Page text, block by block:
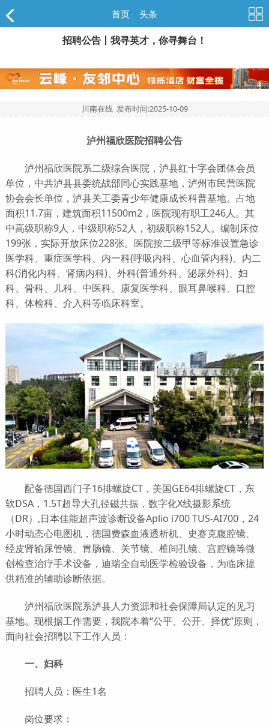
首页 头条
招聘公告丨我寻英才，你寻舞台！
川南在线 发布时间:2025-10-09
泸州福欣医院招聘公告
泸州福欣医院系二级综合医院，泸县红十字会团体会员
单位，中共泸县县委统战部同心实践基地，泸州市民营医院
协会会长单位，泸县关工委青少年健康成长科普基地。占地
面积11.7亩，建筑面积11500m2，医院现有职工246人。其
中高级职称9人，中级职称52人，初级职称152人。编制床位
199张，实际开放床位228张。医院按二级甲等标准设置急诊
医学科、重症医学科、内一科(呼吸内科、心血管内科)、内二
科(消化内科、肾病内科)、外科(普通外科、泌尿外科)、妇
科、骨科、儿科、中医科、康复医学科、眼耳鼻喉科、口腔
科、体检科、介入科等临床科室。
配备德国西门子16排螺旋CT，美国GE64排螺旋CT，东
软DSA，1.5T超导大孔径磁共振，数字化X线摄影系统
（DR）,日本佳能超声波诊断设备Aplio i700 TUS-AI700，24
小时动态心电图机，德国费森血液透析机、史赛克腹腔镜、
经皮肾输尿管镜、胃肠镜、关节镜、椎间孔镜、宫腔镜等微
创检查治疗手术设备，迪瑞全自动医学检验设备，为临床提
供精准的辅助诊断依据。
泸州福欣医院系泸县人力资源和社会保障局认定的见习
基地。现根据工作需要，我院本着“公平、公开、择优”原则，
面向社会招聘以下工作人员：
一、妇科
招聘人员：医生1名
岗位要求：